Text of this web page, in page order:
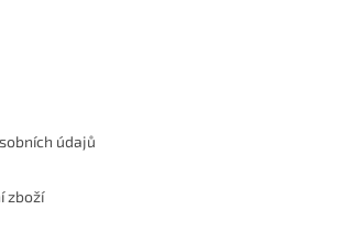
údajů
zboží